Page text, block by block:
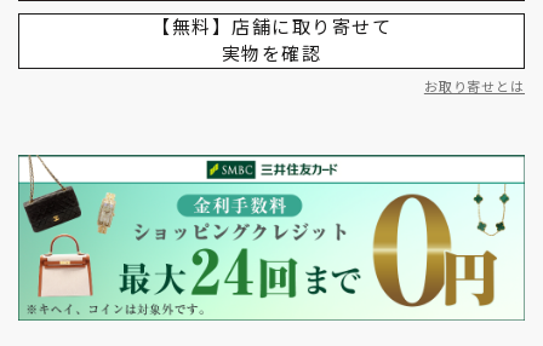
【無料】店舗に取り寄せて
実物を確認
お取り寄せとは